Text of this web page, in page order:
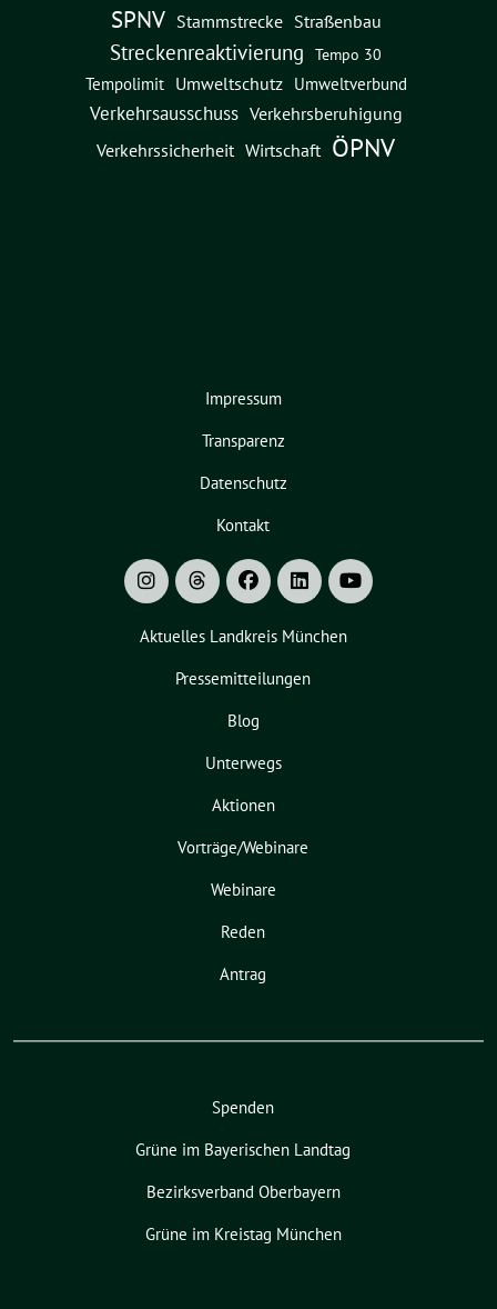
SPNV Stammstrecke Straßenbau
Streckenreaktivierung Tempo 30
Tempolimit Umweltschutz Umweltverbund
Verkehrsausschuss Verkehrsberuhigung
Verkehrssicherheit Wirtschaft ÖPNV
Impressum
Transparenz
Datenschutz
Kontakt
Aktuelles Landkreis München
Pressemitteilungen
Blog
Unterwegs
Aktionen
Vorträge/Webinare
Webinare
Reden
Antrag
Spenden
Grüne im Bayerischen Landtag
Bezirksverband Oberbayern
Grüne im Kreistag München